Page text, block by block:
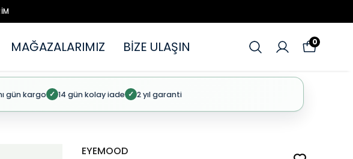
MAĞAZALARIMIZ BİZE ULAŞIN 0
gün kargo ✓ 14 gün kolay iade ✓ 2 yıl garanti
EYEMOOD